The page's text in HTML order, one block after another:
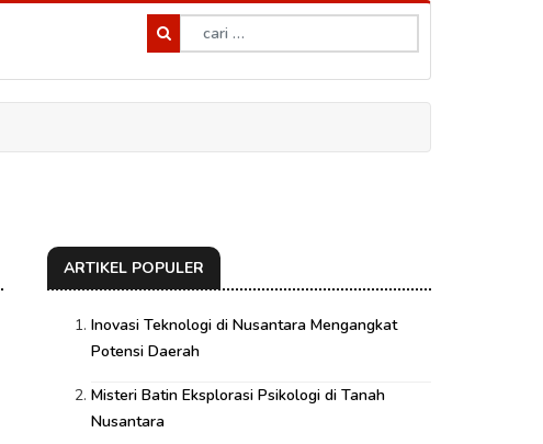
ARTIKEL POPULER
Inovasi Teknologi di Nusantara Mengangkat
Potensi Daerah
Misteri Batin Eksplorasi Psikologi di Tanah
Nusantara